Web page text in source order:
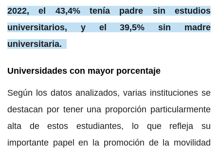
2022, el 43,4% tenía padre sin estudios
universitarios, y el 39,5% sin madre
universitaria.
Universidades con mayor porcentaje
Según los datos analizados, varias instituciones se
destacan por tener una proporción particularmente
alta de estos estudiantes, lo que refleja su
importante papel en la promoción de la movilidad